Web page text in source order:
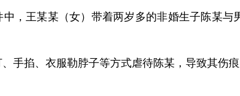
，王某某（女）带着两岁多的非婚生子陈某
手掐、衣服勒脖子等方式虐待陈某，导致其伤